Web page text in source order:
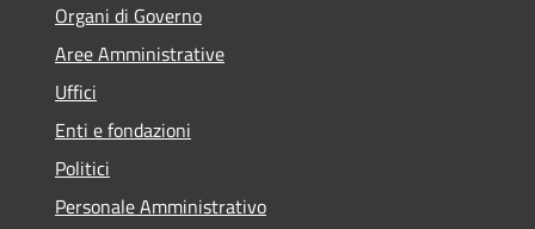
Organi di Governo
Aree Amministrative
Uffici
Enti e fondazioni
Politici
Personale Amministrativo